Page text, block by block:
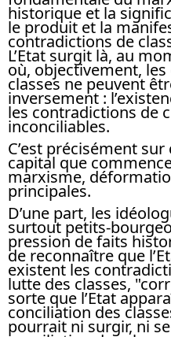
historique et la
le produit et la
contradictions de
L’Etat surgit là, au
où, objectivement,
classes ne peuvent
inversement :
les contradictions de
inconciliables.
C’est précisément
capital que
marxisme,
principales.
D’une part, les
surtout petits-
pression de faits
de reconnaître que
existent les
lutte des classes,
sorte que l’Etat
conciliation des
pourrait ni surgir, ni